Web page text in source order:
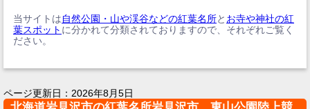
当サイトは自然公園・山や渓谷などの紅葉名所と お寺や神社の紅
葉スポット に分かれて分類されておりますので、それぞれご覧く
ださい。
ページ更新日： 2026年8月5日